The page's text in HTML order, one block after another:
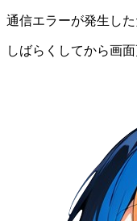
通信エラーが発生した
しばらくしてから画